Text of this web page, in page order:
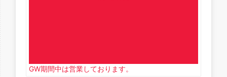
GW期間中は営業しております。